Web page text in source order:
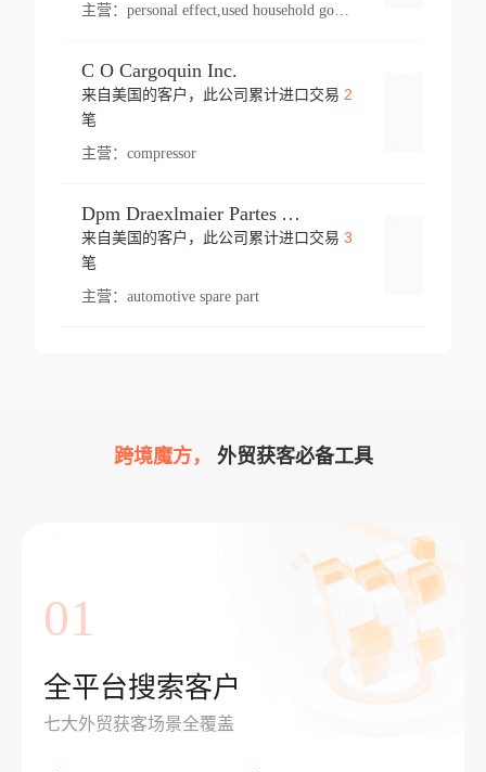
主营： personal effect,used household goods
C O Cargoquin Inc.
来自美国的客户，此公司累计进口交易 2
笔
主营： compressor
Dpm Draexlmaier Partes Automotrices Corr Ind Huejotzingo
来自美国的客户，此公司累计进口交易 3
笔
主营： automotive spare part
跨境魔方， 外贸获客必备工具
01
全平台搜索客户
七大外贸获客场景全覆盖